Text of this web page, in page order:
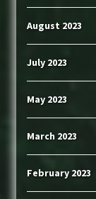
August 2023
July 2023
May 2023
March 2023
February 2023